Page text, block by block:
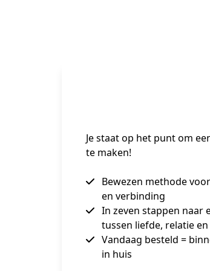
Je staat op het punt om
te maken!
Bewezen methode
en verbinding
In zeven stappen naar
tussen liefde, relatie en
Vandaag besteld =
in huis